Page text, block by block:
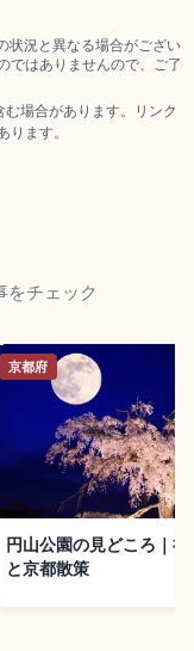
状況と異なる場合がござい
ではありませんので、ご了
場合があります。リンク
ます。
をチェック
京都府
円山公園の見どころ｜
と京都散策